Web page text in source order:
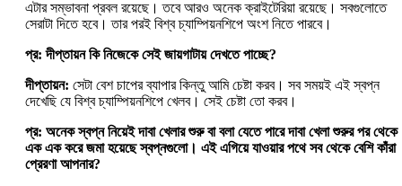
এটার সম্ভাবনা প্রবল রয়েছে। তবে আরও অনেক ক্রাইটেরিয়া রয়েছে। সবগুলোতে
সেরাটা দিতে হবে। তার পরই বিশ্ব চ্যাম্পিয়নশিপে অংশ নিতে পারবে।
প্র: দীপ্তায়ন কি নিজেকে সেই জায়গাটায় দেখতে পাচ্ছে?
দীপ্তায়ন: সেটা বেশ চাপের ব্যাপার কিন্তু আমি চেষ্টা করব। সব সময়ই এই স্বপ্ন
দেখেছি যে বিশ্ব চ্যাম্পিয়নশিপে খেলব। সেই চেষ্টা তো করব।
প্র: অনেক স্বপ্ন নিয়েই দাবা খেলার শুরু বা বলা যেতে পারে দাবা খেলা শুরুর পর থেকে
এক এক করে জমা হয়েছে স্বপ্নগুলো। এই এগিয়ে যাওয়ার পথে সব থেকে বেশি কাঁরা
প্রেরণা আপনার?